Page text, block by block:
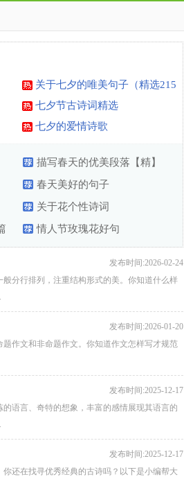
关于七夕的唯美句子（精选215
句）
七夕节古诗词精选
七夕的爱情诗歌
描写春天的优美段落【精】
春天美好的句子
关于花个性诗词
情人节玫瑰花好句
发布时间:2026-02-24
分行排列，注重结构形式的美。你知道什么样
发布时间:2026-01-20
作文和非命题作文。你知道作文怎样写才规范
发布时间:2025-12-17
语言、奇特的想象，丰富的感情展现其语言的
发布时间:2025-12-17
还在找寻优秀经典的古诗吗？以下是小编帮大